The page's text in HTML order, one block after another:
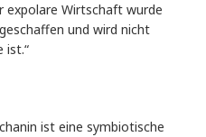
expolare Wirtschaft wurde
und wird nicht
ist.“
ist eine symbiotische